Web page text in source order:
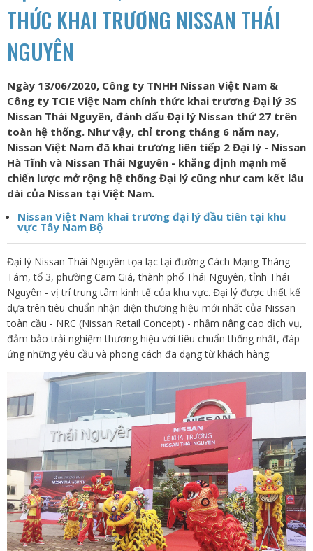
THỨC KHAI TRƯƠNG NISSAN THÁI
NGUYÊN
Ngày 13/06/2020, Công ty TNHH Nissan Việt Nam &
Công ty TCIE Việt Nam chính thức khai trương Đại lý 3S
Nissan Thái Nguyên, đánh dấu Đại lý Nissan thứ 27 trên
toàn hệ thống. Như vậy, chỉ trong tháng 6 năm nay,
Nissan Việt Nam đã khai trương liên tiếp 2 Đại lý - Nissan
Hà Tĩnh và Nissan Thái Nguyên - khẳng định mạnh mẽ
chiến lược mở rộng hệ thống Đại lý cũng như cam kết lâu
dài của Nissan tại Việt Nam.
Nissan Việt Nam khai trương đại lý đầu tiên tại khu
vực Tây Nam Bộ
Đại lý Nissan Thái Nguyên tọa lạc tại đường Cách Mạng Tháng
Tám, tổ 3, phường Cam Giá, thành phố Thái Nguyên, tỉnh Thái
Nguyên - vị trí trung tâm kinh tế của khu vực. Đại lý được thiết kế
dựa trên tiêu chuẩn nhận diện thương hiệu mới nhất của Nissan
toàn cầu - NRC (Nissan Retail Concept) - nhằm nâng cao dịch vụ,
đảm bảo trải nghiệm thương hiệu với tiêu chuẩn thống nhất, đáp
ứng những yêu cầu và phong cách đa dạng từ khách hàng.